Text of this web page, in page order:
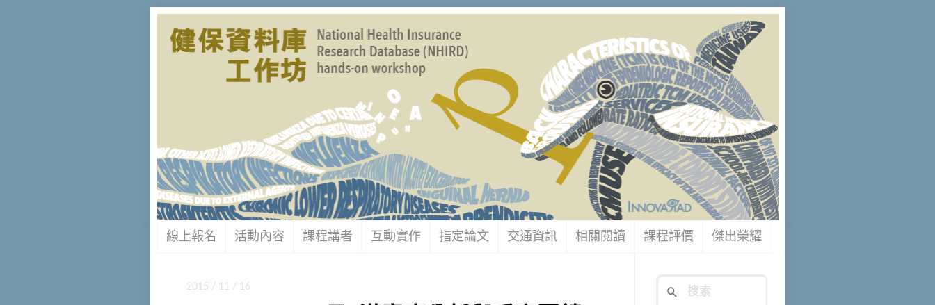
線上報名 活動內容 課程講者 互動實作 指定論文 交通資訊 相關閱讀 課程評價 傑出榮耀
2015 / 11 / 16